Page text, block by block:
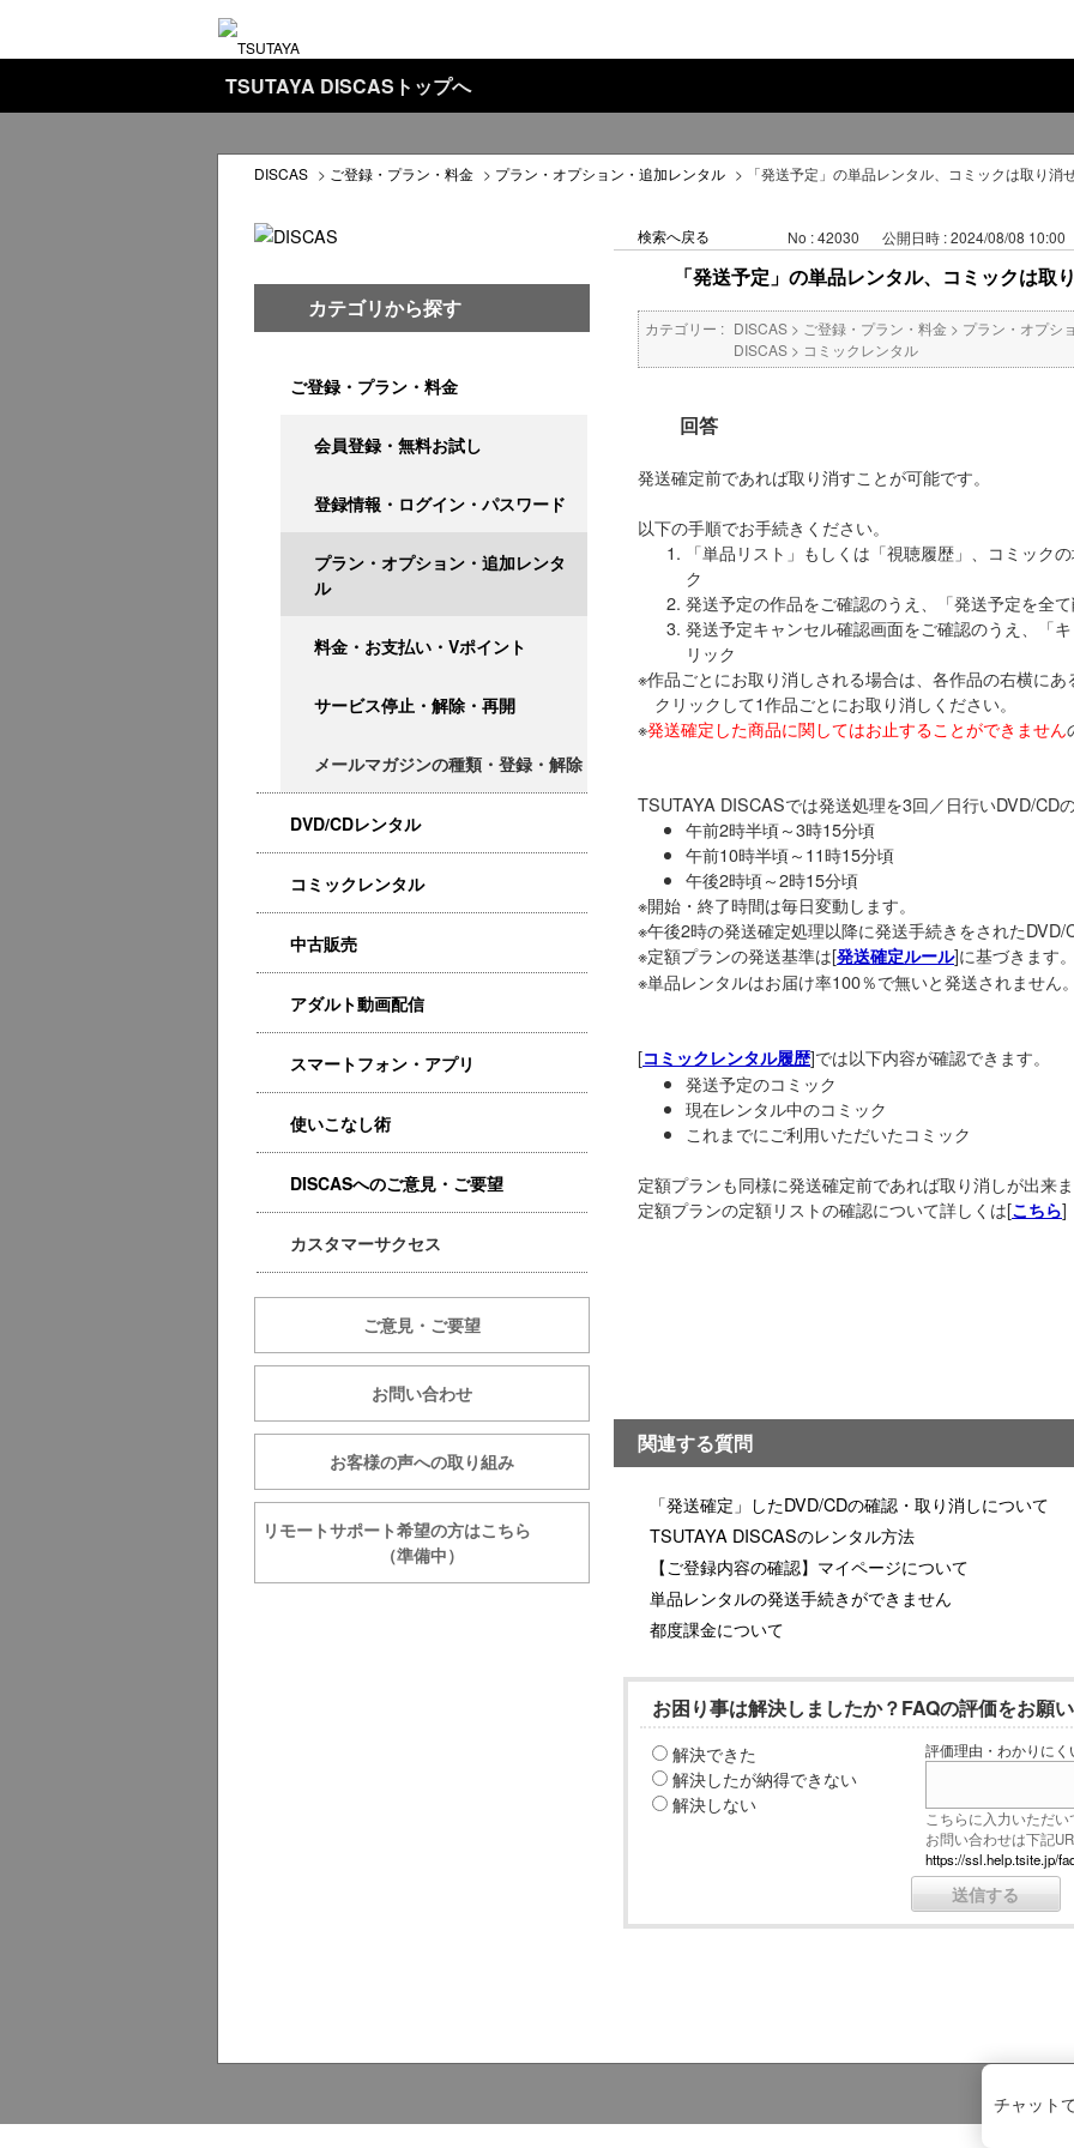
TSUTAYA DISCASトップへ
DISCAS > ご登録・プラン・料金 > プラン・オプション・追加レンタル > 「発送予定」の単品レンタル、コミックは取り消
カテゴリから探す
ご登録・プラン・料金
会員登録・無料お試し
登録情報・ログイン・パスワード
プラン・オプション・追加レンタ
ル
料金・お支払い・Vポイント
サービス停止・解除・再開
メールマガジンの種類・登録・解除
DVD/CDレンタル
コミックレンタル
中古販売
アダルト動画配信
スマートフォン・アプリ
使いこなし術
DISCASへのご意見・ご要望
カスタマーサクセス
ご意見・ご要望
お問い合わせ
お客様の声への取り組み
リモートサポート希望の方はこちら
（準備中）
検索へ戻る No : 42030 公開日時 : 2024/08/08 10:00
「発送予定」の単品レンタル、コミックは取
カテゴリー : DISCAS > ご登録・プラン・料金 > プラン・オプシ
DISCAS > コミックレンタル
回答
発送確定前であれば取り消すことが可能です。
以下の手順でお手続きください。
「単品リスト」もしくは「視聴履歴」、コミック
ク
発送予定の作品をご確認のうえ、「発送予定を全
発送予定キャンセル確認画面をご確認のうえ、「
リック
※作品ごとにお取り消しされる場合は、各作品の右横に
クリックして1作品ごとにお取り消しください。
※発送確定した商品に関してはお止することができません
TSUTAYA DISCASでは発送処理を3回／日行いDVD/CD
午前2時半頃～3時15分頃
午前10時半頃～11時15分頃
午後2時頃～2時15分頃
※開始・終了時間は毎日変動します。
※午後2時の発送確定処理以降に発送手続きをされた
※定額プランの発送基準は[発送確定ルール]に基づきます
※単品レンタルはお届け率100％で無いと発送されません
[コミックレンタル履歴]では以下内容が確認できます。
発送予定のコミック
現在レンタル中のコミック
これまでにご利用いただいたコミック
定額プランも同様に発送確定前であれば取り消しが出来
定額プランの定額リストの確認について詳しくは[こちら]
関連する質問
「発送確定」したDVD/CDの確認・取り消しについて
TSUTAYA DISCASのレンタル方法
【ご登録内容の確認】マイページについて
単品レンタルの発送手続きができません
都度課金について
お困り事は解決しましたか？FAQの評価をお願
解決できた
解決したが納得できない
解決しない
評価理由・わかりに
こちらに入力いただ
お問い合わせは下記
https://ssl.help.tsite.jp/
チャット